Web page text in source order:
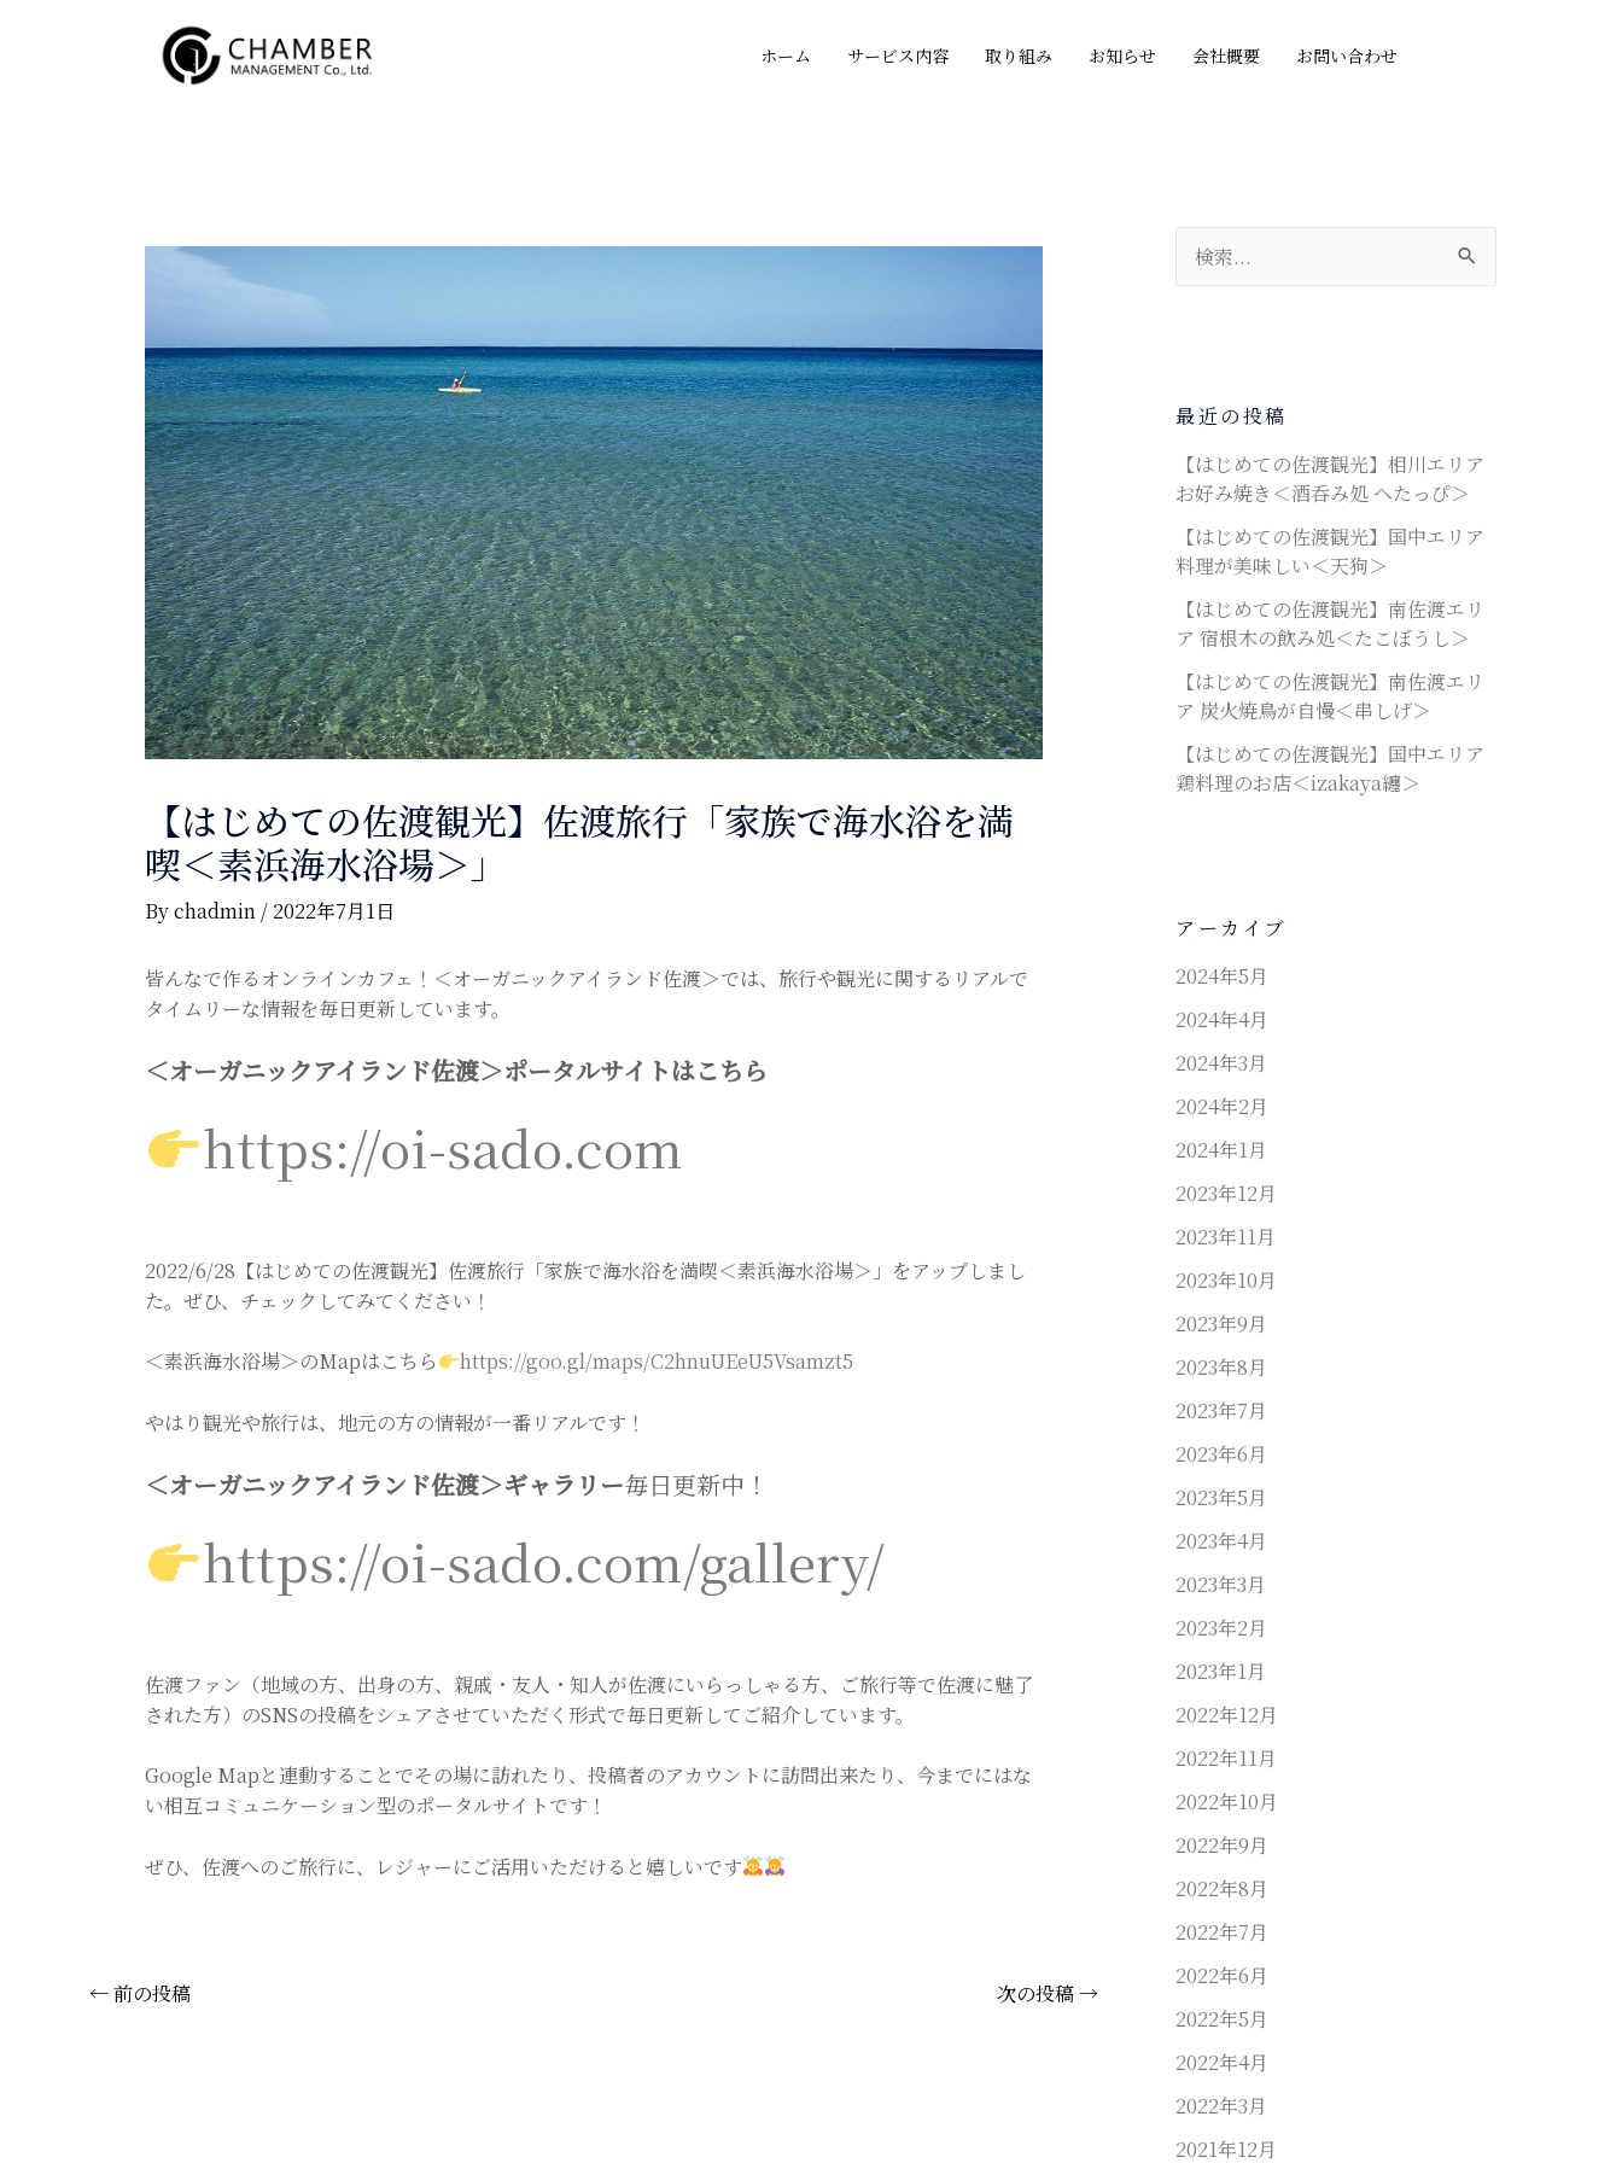
ホーム サービス内容 取り組み お知らせ 会社概要 お問い合わせ
【はじめての佐渡観光】佐渡旅行「家族で海水浴を満
喫＜素浜海水浴場＞」
Bychadmin / 2022年7月1日
皆んなで作るオンラインカフェ！＜オーガニックアイランド佐渡＞では、旅行や観光に関するリアルで
タイムリーな情報を毎日更新しています。
＜オーガニックアイランド佐渡＞ポータルサイトはこちら
https://oi-sado.com
2022/6/28【はじめての佐渡観光】佐渡旅行「家族で海水浴を満喫＜素浜海水浴場＞」をアップしまし
た。ぜひ、チェックしてみてください！
＜素浜海水浴場＞のMapはこちら https://goo.gl/maps/C2hnuUEeU5Vsamzt5
やはり観光や旅行は、地元の方の情報が一番リアルです！
＜オーガニックアイランド佐渡＞ギャラリー毎日更新中！
https://oi-sado.com/gallery/
佐渡ファン（地域の方、出身の方、親戚・友人・知人が佐渡にいらっしゃる方、ご旅行等で佐渡に魅了
された方）のSNSの投稿をシェアさせていただく形式で毎日更新してご紹介しています。
Google Mapと連動することでその場に訪れたり、投稿者のアカウントに訪問出来たり、今までにはな
い相互コミュニケーション型のポータルサイトです！
ぜひ、佐渡へのご旅行に、レジャーにご活用いただけると嬉しいです
←前の投稿 次の投稿→
:最近の投稿
【はじめての佐渡観光】相川エリア
お好み焼き＜酒呑み処 へたっぴ＞
【はじめての佐渡観光】国中エリア
料理が美味しい＜天狗＞
【はじめての佐渡観光】南佐渡エリ
ア 宿根木の飲み処＜たこぼうし＞
【はじめての佐渡観光】南佐渡エリ
ア 炭火焼鳥が自慢＜串しげ＞
【はじめての佐渡観光】国中エリア
鶏料理のお店＜izakaya纏＞
アーカイブ
2024年5月
2024年4月
2024年3月
2024年2月
2024年1月
2023年12月
2023年11月
2023年10月
2023年9月
2023年8月
2023年7月
2023年6月
2023年5月
2023年4月
2023年3月
2023年2月
2023年1月
2022年12月
2022年11月
2022年10月
2022年9月
2022年8月
2022年7月
2022年6月
2022年5月
2022年4月
2022年3月
2021年12月